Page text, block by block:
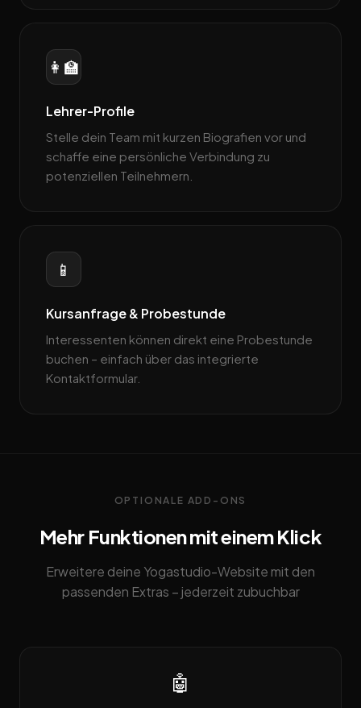
👩‍🏫
Lehrer-Profile
Stelle dein Team mit kurzen Biografien vor und
schaffe eine persönliche Verbindung zu
potenziellen Teilnehmern.
📱
Kursanfrage & Probestunde
Interessenten können direkt eine Probestunde
buchen – einfach über das integrierte
Kontaktformular.
OPTIONALE ADD-ONS
Mehr Funktionen mit einem Klick
Erweitere deine Yogastudio-Website mit den
passenden Extras – jederzeit zubuchbar
🤖